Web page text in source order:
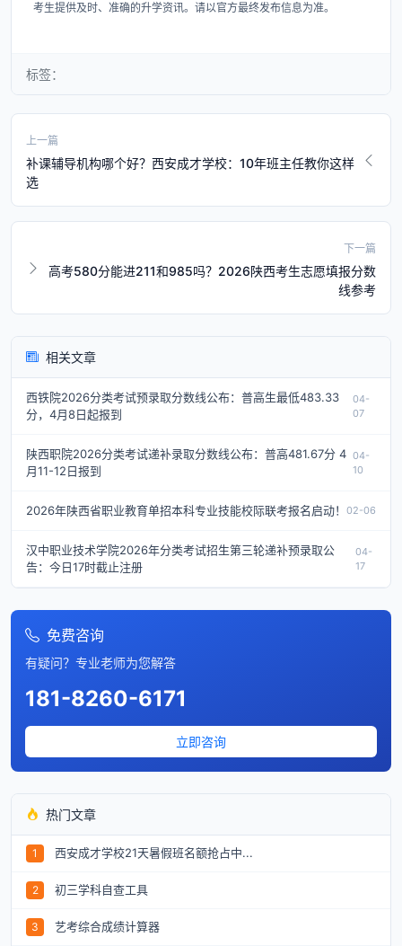
考生提供及时、准确的升学资讯。请以官方最终发布信息为准。
标签：
上一篇
补课辅导机构哪个好？西安成才学校：10年班主任教你这样
选
下一篇
高考580分能进211和985吗？2026陕西考生志愿填报分数
线参考
相关文章
西铁院2026分类考试预录取分数线公布：普高生最低483.33
分，4月8日起报到
04-
07
陕西职院2026分类考试递补录取分数线公布：普高481.67分 4
月11-12日报到
04-
10
2026年陕西省职业教育单招本科专业技能校际联考报名启动！ 02-06
汉中职业技术学院2026年分类考试招生第三轮递补预录取公
告：今日17时截止注册
04-
17
免费咨询
有疑问？专业老师为您解答
181-8260-6171
立即咨询
热门文章
1 西安成才学校21天暑假班名额抢占中...
2 初三学科自查工具
3 艺考综合成绩计算器